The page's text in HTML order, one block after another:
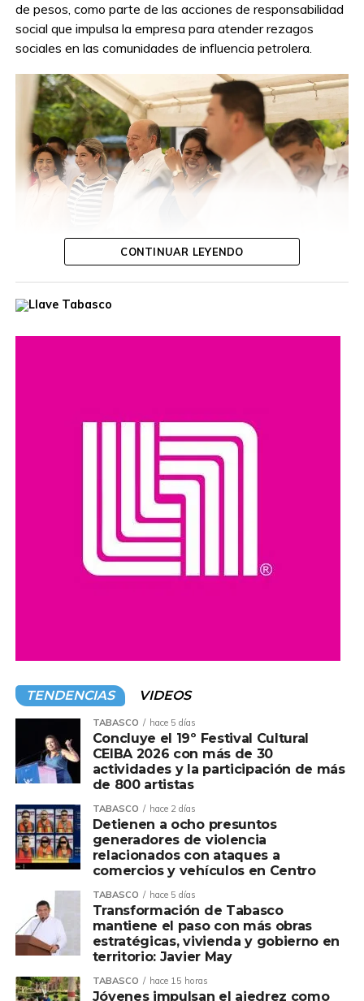
de pesos, como parte de las acciones de responsabilidad
social que impulsa la empresa para atender rezagos
sociales en las comunidades de influencia petrolera.
Ante autoridades de la empresa productiva, el presidente
Tras recibir el Vactor, Ovidio Peralta afirmó que el
compromiso de su gobierno es convertir este apoyo en
mejores servicios, mayores oportunidades y más
bienestar para las y los comalcalquenses, al seguir
trabajando con honestidad y vocación de servicio,
poniendo siempre en el centro el bienestar del pueblo.
Subrayó que este camión fue donado a través del
Ante el gerente de Responsabilidad Social de Pemex,
César Raúl Ojeda Zubiera, el alcalde reconoció que esta
iniciativa contribuye al fortalecimiento de las
comunidades de influencia petrolera mediante acciones
orientadas al bienestar social, el desarrollo comunitario
sustentable y el cuidado del medio ambiente,
consolidando una visión de progreso con sentido humano.
Asimismo, afirmó que la política de Pemex entiende que
el desarrollo no solo se mide por la actividad productiva,
sino también por el bienestar de las personas y de las
comunidades que, durante décadas, han contribuido al
crecimiento de la industria energética de nuestro país.
refleja en acciones concretas que generan bienestar y
CONTINUAR LEYENDO
TENDENCIAS VIDEOS
TABASCO hace 5 días
Concluye el 19º Festival Cultural
CEIBA 2026 con más de 30
actividades y la participación de más
de 800 artistas
TABASCO hace 2 días
Detienen a ocho presuntos
generadores de violencia
relacionados con ataques a
comercios y vehículos en Centro
TABASCO hace 5 días
Transformación de Tabasco
mantiene el paso con más obras
estratégicas, vivienda y gobierno en
territorio: Javier May
TABASCO hace 15 horas
Jóvenes impulsan el ajedrez como